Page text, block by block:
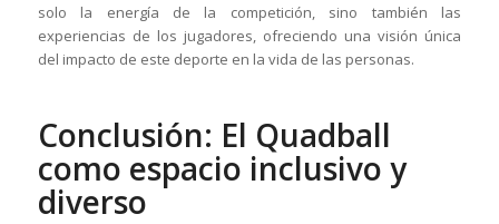
solo la energía de la competición, sino también las
experiencias de los jugadores, ofreciendo una visión única
del impacto de este deporte en la vida de las personas.
Conclusión: El Quadball
como espacio inclusivo y
diverso